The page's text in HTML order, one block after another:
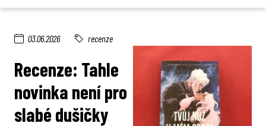
03.06.2026 recenze
Recenze: Tahle
novinka není pro
slabé dušičky